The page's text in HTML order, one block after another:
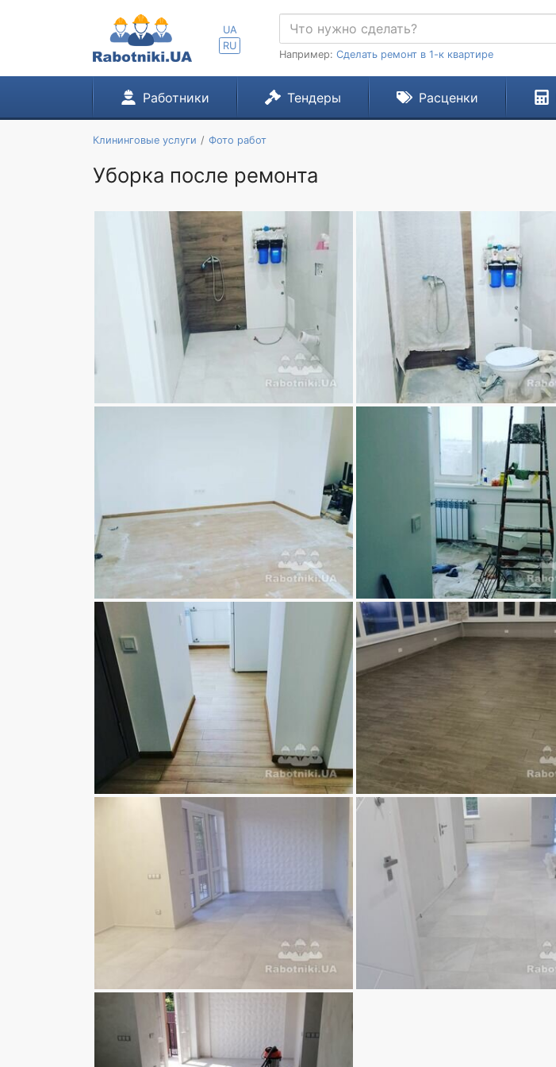
UA
RU
Например: Сделать ремонт в 1-к квартире
Работники Тендеры Расценки
Клининговые услуги Фото работ
Уборка после ремонта